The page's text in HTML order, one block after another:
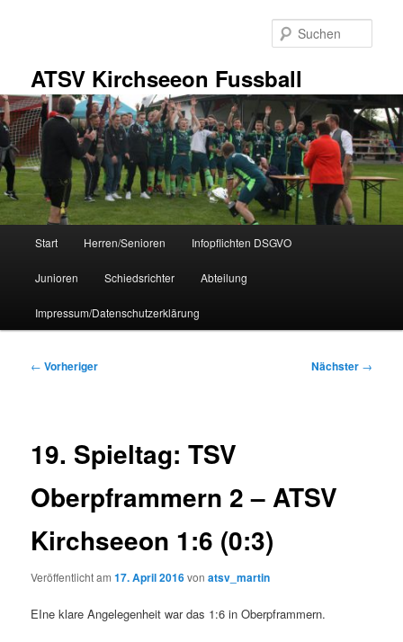
ATSV Kirchseeon Fussball
Start Herren/Senioren Infopflichten DSGVO
Junioren Schiedsrichter Abteilung
Impressum/Datenschutzerklärung
Beitragsnavigation
← Vorheriger Nächster →
19. Spieltag: TSV
Oberpframmern 2 – ATSV
Kirchseeon 1:6 (0:3)
Veröffentlicht am17. April 2016vonatsv_martin
EIne klare Angelegenheit war das 1:6 in Oberpframmern.